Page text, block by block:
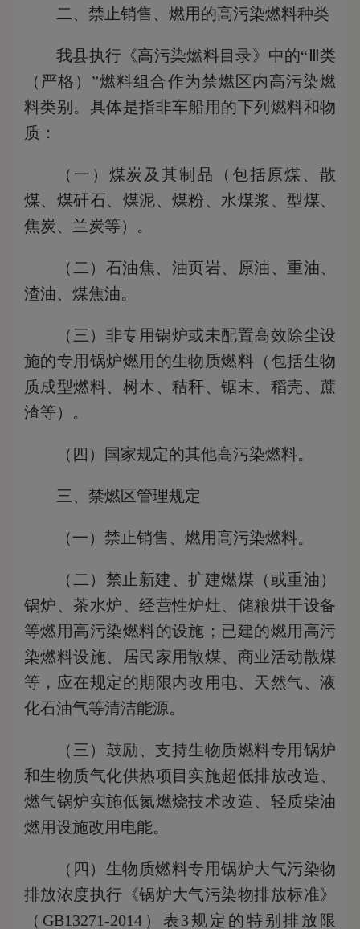
二、禁止销售、燃用的高污染燃料种类
我县执行《高污染燃料目录》中的“Ⅲ类
（严格）”燃料组合作为禁燃区内高污染燃
料类别。具体是指非车船用的下列燃料和物
质：
（一）煤炭及其制品（包括原煤、散
煤、煤矸石、煤泥、煤粉、水煤浆、型煤、
焦炭、兰炭等）。
（二）石油焦、油页岩、原油、重油、
渣油、煤焦油。
（三）非专用锅炉或未配置高效除尘设
施的专用锅炉燃用的生物质燃料（包括生物
质成型燃料、树木、秸秆、锯末、稻壳、蔗
渣等）。
（四）国家规定的其他高污染燃料。
三、禁燃区管理规定
（一）禁止销售、燃用高污染燃料。
（二）禁止新建、扩建燃煤（或重油）
锅炉、茶水炉、经营性炉灶、储粮烘干设备
等燃用高污染燃料的设施；已建的燃用高污
染燃料设施、居民家用散煤、商业活动散煤
等，应在规定的期限内改用电、天然气、液
化石油气等清洁能源。
（三）鼓励、支持生物质燃料专用锅炉
和生物质气化供热项目实施超低排放改造、
燃气锅炉实施低氮燃烧技术改造、轻质柴油
燃用设施改用电能。
（四）生物质燃料专用锅炉大气污染物
排放浓度执行《锅炉大气污染物排放标准》
（GB13271-2014）表3规定的特别排放限